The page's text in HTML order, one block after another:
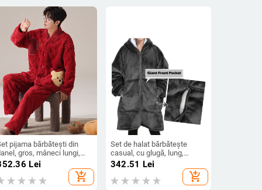
pijama bărbătești din
gros, mâneci lungi,
guler, pantaloni,
95–100%
Lei
add_shopping_cart
Set de halat bărbătește
casual, cu glugă, lung,
culoare solidă, poliester
342.51 Lei
add_shopping_cart